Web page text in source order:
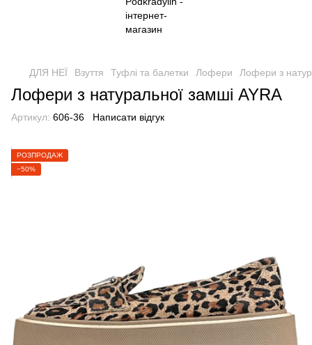
ДЛЯ НЕЇ Взуття Туфлі та балетки Лофери Лофери з
Лофери з натуральної замші AYRA
Артикул: 606-36 Написати відгук
РОЗПРОДАЖ
−50%